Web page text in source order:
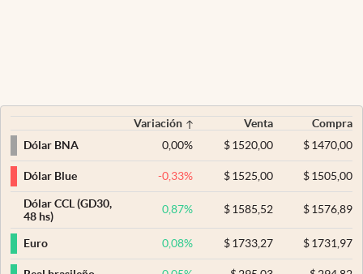
Variación Venta
Compra
Dólar BNA
0,00% $ 1520,00 $1470,00
Dólar Blue -0,33% $ 1525,00 $1505,00
Dólar CCL (GD30,
48 hs)
0,87% $ 1585,52 $1576,89
Euro 0,08% $ 1733,27 $1731,97